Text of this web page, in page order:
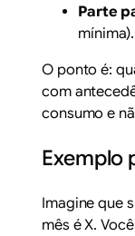
Parte
mínima).
O ponto é:
com
consumo e
Exemplo
Imagine que
mês é X.